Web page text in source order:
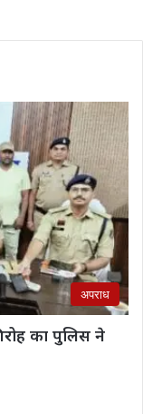
अपराध
का पुलिस ने